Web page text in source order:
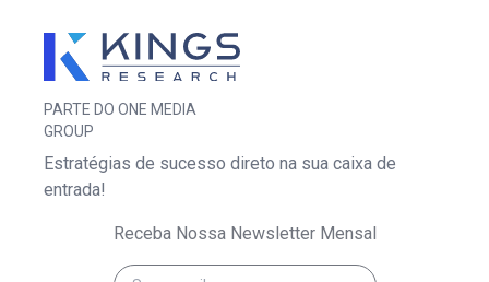
PARTE DO ONE MEDIA
GROUP
Estratégias de sucesso direto na sua caixa de
entrada!
Receba Nossa Newsletter Mensal